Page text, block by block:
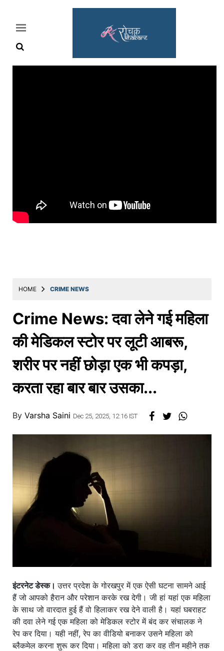
&
मराठी
मनोरंजन
स्पोर्ट्स
बिझनेस
लाईफस्टाईल
HOME CRIME NEWS
Crime News: दवा लेने गई महिला
की मेडिकल स्टोर पर लूटी आबरू,
शरीर पर नहीं छोड़ा एक भी कपड़ा,
करता रहा बार बार उसका...
By Varsha Saini Dec 25, 2025, 12:16 IST
इंटरनेट डेस्क।उत्तर प्रदेश के गोरखपुर में एक ऐसी घटना सामने आई
हैं जो आपको हैरान और परेशान करके रख देगी। जी हां यहां एक महिला
के साथ जो वारदात हुई हैं वो हिलाकर रख देने वाली है। यहां घबराहट
की दवा लेने गई एक महिला को मेडिकल स्टोर में बंद कर संचालक ने
रेप कर दिया। यही नहीं, रेप का वीडियो बनाकर उसने महिला को
ब्लैकमेल करना शुरू कर दिया। महिला को डरा कर वह तीन महीने तक